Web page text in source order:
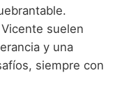
suelen
y una
siempre con